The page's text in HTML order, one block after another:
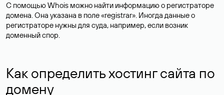
С помощью Whois можно найти информацию о регистраторе
домена. Она указана в поле «registrar». Иногда данные о
регистраторе нужны для суда, например, если возник
доменный спор.
Как определить хостинг сайта по
домену